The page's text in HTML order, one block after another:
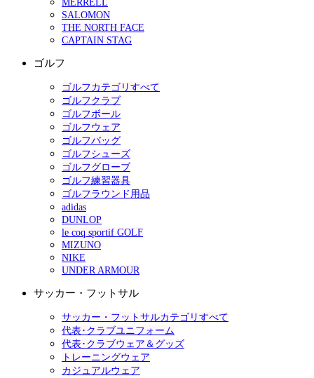
MERRELL
SALOMON
THE NORTH FACE
CAPTAIN STAG
ゴルフ
ゴルフカテゴリすべて
ゴルフクラブ
ゴルフボール
ゴルフウェア
ゴルフバッグ
ゴルフシューズ
ゴルフグローブ
ゴルフ練習器具
ゴルフラウンド用品
adidas
DUNLOP
le coq sportif GOLF
MIZUNO
NIKE
UNDER ARMOUR
サッカー・フットサル
サッカー・フットサルカテゴリすべて
代表･クラブユニフォーム
代表･クラブウェア＆グッズ
トレーニングウェア
カジュアルウェア